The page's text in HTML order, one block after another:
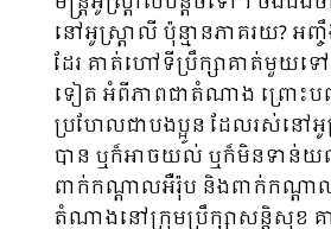
នៅអូស្ត្រាលី ប៉ុន្មានភាគរយ? អ
ដែរ គាត់ហៅទីប្រឹក្សាគាត់មួយទ
ទៀត អំពីភាពជាតំណាង ព្រោះបញ្
ប្រហែលជាបងប្អូន ដែលរស់នៅអូ
បាន ឬក៏អាចយល់ ឬក៏មិនទាន់យ
ពាក់កណ្ដាលអឺរ៉ុប និងពាក់​កណ្ដា
តំណាងនៅក្រុមប្រឹក្សាសន្តិសុខ គ